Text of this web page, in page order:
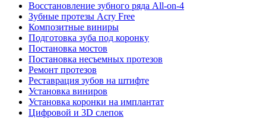
Восстановление зубного ряда All‑on‑4
Зубные протезы Acry Free
Композитные виниры
Подготовка зуба под коронку
Постановка мостов
Постановка несъемных протезов
Ремонт протезов
Реставрация зубов на штифте
Установка виниров
Установка коронки на имплантат
Цифровой и 3D слепок